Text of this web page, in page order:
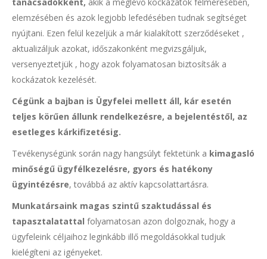
tanácsadókként, akik a meglévő kockázatok felmérésében,
elemzésében és azok legjobb lefedésében tudnak segítséget
nyújtani. Ezen felül kezeljük a már kialakított szerződéseket ,
aktualizáljuk azokat, időszakonként megvizsgáljuk,
versenyeztetjük , hogy azok folyamatosan biztosítsák a
kockázatok kezelését.
Cégünk a bajban is Ügyfelei mellett áll, kár esetén
teljes körűen állunk rendelkezésre, a bejelentéstől, az
esetleges kárkifizetésig.
Tevékenységünk során nagy hangsúlyt fektetünk a kimagasló
minőségű ügyfélkezelésre, gyors és hatékony
ügyintézésre, továbbá az aktív kapcsolattartásra.
Munkatársaink magas szintű szaktudással és
tapasztalatattal folyamatosan azon dolgoznak, hogy a
ügyfeleink céljaihoz leginkább illő megoldásokkal tudjuk
kielégíteni az igényeket.